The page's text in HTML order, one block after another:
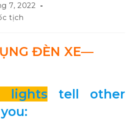
7, 2022
tịch
ĐÈN XE—
lightstell other